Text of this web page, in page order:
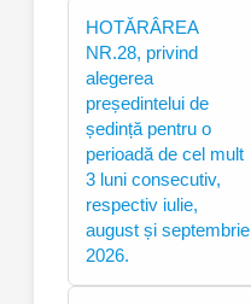
HOTĂRÂREA
NR.28, privind
alegerea
președintelui de
ședință pentru o
perioadă de cel mult
3 luni consecutiv,
respectiv iulie,
august și septembrie
2026.